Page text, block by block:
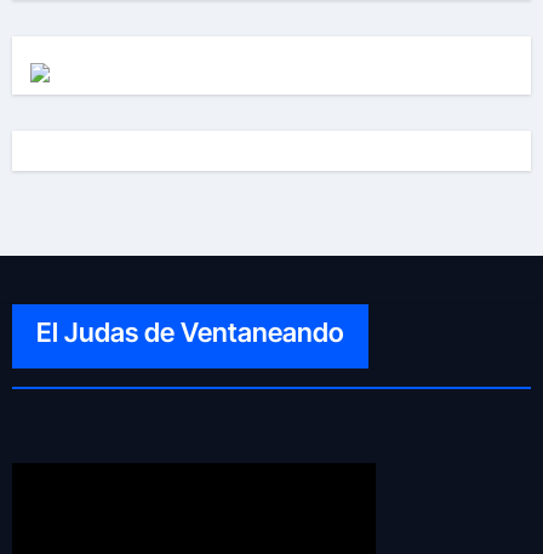
El Judas de Ventaneando